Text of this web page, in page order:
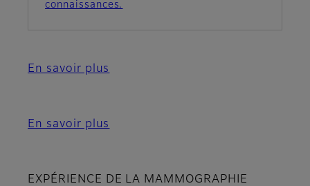
connaissances.
En savoir plus
En savoir plus
EXPÉRIENCE DE LA MAMMOGRAPHIE